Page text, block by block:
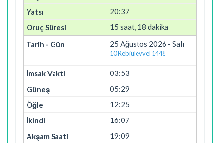
20:37
15 saat, 18 dakika
25 Ağustos 2026 - Salı
10 Rebiülevvel 1448
03:53
05:29
12:25
16:07
19:09